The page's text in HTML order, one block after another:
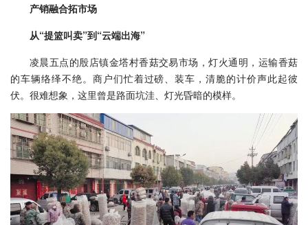
产销融合拓市场
从“提篮叫卖”到“云端出海”
凌晨五点的殷店镇金塔村香菇交易市场，灯火通明，运输香菇
的车辆络绎不绝。商户们忙着过磅、装车，清脆的计价声此起彼
伏。很难想象，这里曾是路面坑洼、灯光昏暗的模样。